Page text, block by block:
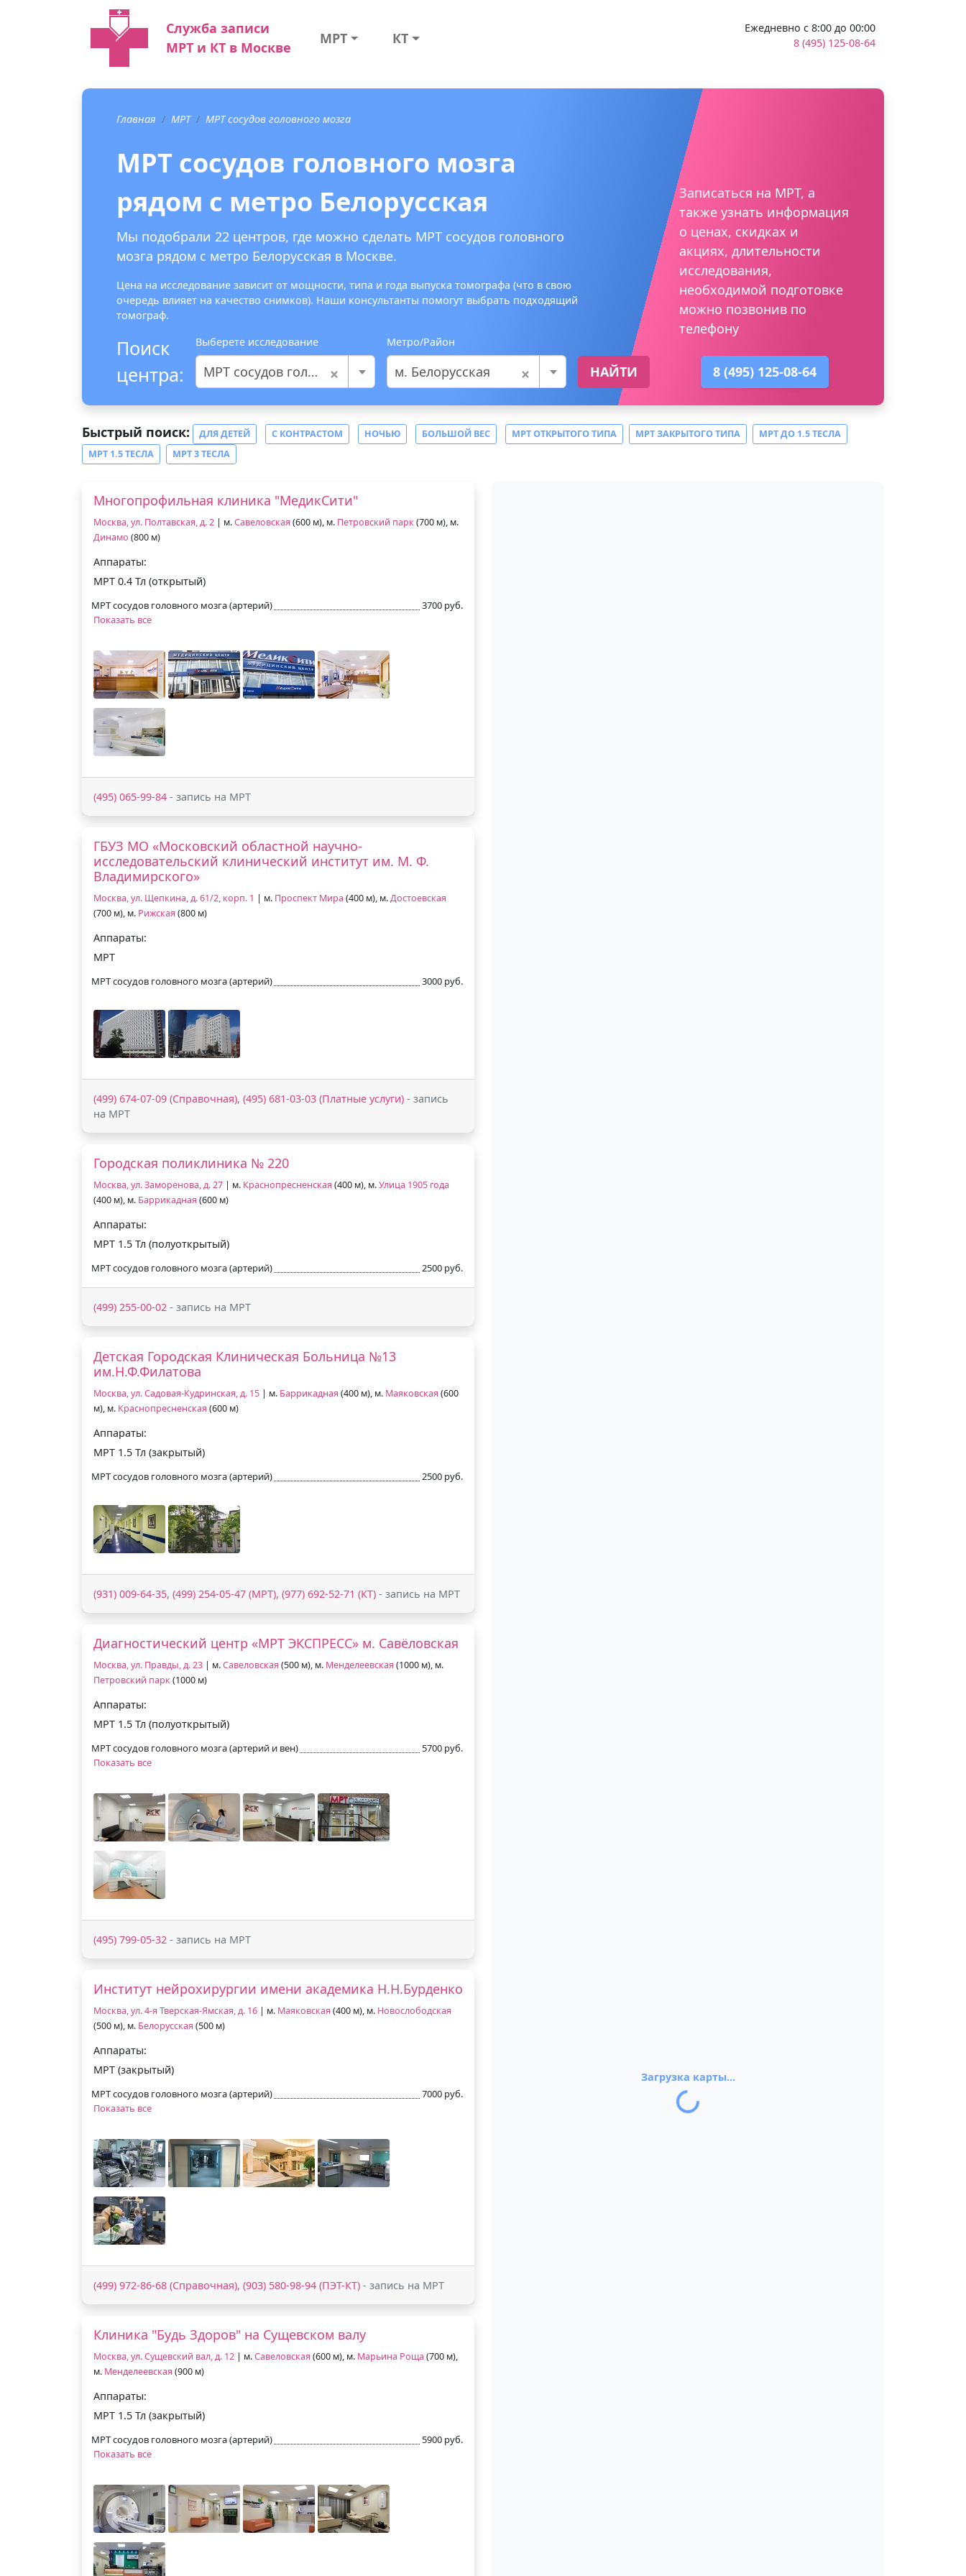
Служба записи
МРТ и КТ в Москве
МРТ КТ
Ежедневно с 8:00 до 00:00
8 (495) 125-08-64
Главная МРТ МРТ сосудов головного мозга
МРТ сосудов головного мозга
рядом с метро Белорусская
Мы подобрали 22 центров, где можно сделать МРТ сосудов головного
мозга рядом с метро Белорусская в Москве.
Цена на исследование зависит от мощности, типа и года выпуска томографа (что в свою
очередь влияет на качество снимков). Наши консультанты помогут выбрать подходящий
томограф.
Поиск
центра:
Выберете исследование
×
МРТ сосудов головного мозга
Метро/Район
×
м. Белорусская НАЙТИ
Записаться на МРТ, а
также узнать информация
о ценах, скидках и
акциях, длительности
исследования,
необходимой подготовке
можно позвонив по
телефону
8 (495) 125-08-64
Быстрый поиск: ДЛЯ ДЕТЕЙ С КОНТРАСТОМ НОЧЬЮ БОЛЬШОЙ ВЕС МРТ ОТКРЫТОГО ТИПА МРТ ЗАКРЫТОГО ТИПА
МРТ ДО 1.5 ТЕСЛА
МРТ 1.5 ТЕСЛА
МРТ 3 ТЕСЛА
Многопрофильная клиника "МедикСити"
Москва, ул. Полтавская, д. 2 | м.Савеловская (600 м), м. Петровский парк(700 м), м.
Динамо (800 м)
Аппараты:
МРТ 0.4 Тл (открытый)
МРТ сосудов головного мозга (артерий)
3700 руб.
Показать все
(495) 065-99-84 - запись на МРТ
ГБУЗ МО «Московский областной научно-
исследовательский клинический институт им. М. Ф.
Владимирского»
Москва, ул. Щепкина, д. 61/2, корп. 1 | м. Проспект Мира (400 м), м.Достоевская
(700 м), м. Рижская (800 м)
Аппараты:
МРТ
МРТ сосудов головного мозга (артерий) 3000 руб.
(499) 674-07-09 (Справочная), (495) 681-03-03 (Платные услуги) - запись
на МРТ
Городская поликлиника № 220
Москва, ул. Заморенова, д. 27 | м. Краснопресненская (400 м), м.Улица 1905 года
(400 м), м. Баррикадная (600 м)
Аппараты:
МРТ 1.5 Тл (полуоткрытый)
МРТ сосудов головного мозга (артерий) 2500 руб.
(499) 255-00-02 - запись на МРТ
Детская Городская Клиническая Больница №13
им.Н.Ф.Филатова
Москва, ул. Садовая-Кудринская, д. 15 | м. Баррикадная (400 м), м. Маяковская (600
м), м. Краснопресненская (600 м)
Аппараты:
МРТ 1.5 Тл (закрытый)
МРТ сосудов головного мозга (артерий) 2500 руб.
(931) 009-64-35, (499) 254-05-47 (МРТ), (977) 692-52-71 (КТ) - запись на МРТ
Диагностический центр «МРТ ЭКСПРЕСС» м. Савёловская
Москва, ул. Правды, д. 23 | м.Савеловская (500 м), м. Менделеевская (1000 м), м.
Петровский парк(1000 м)
Аппараты:
МРТ 1.5 Тл (полуоткрытый)
МРТ сосудов головного мозга (артерий и вен)
5700 руб.
Показать все
(495) 799-05-32 - запись на МРТ
Институт нейрохирургии имени академика Н.Н.Бурденко
Москва, ул. 4-я Тверская-Ямская, д. 16 | м. Маяковская (400 м), м. Новослободская
(500 м), м. Белорусская (500 м)
Аппараты:
МРТ (закрытый)
МРТ сосудов головного мозга (артерий)
7000 руб.
Показать все
(499) 972-86-68 (Справочная), (903) 580-98-94 (ПЭТ-КТ) - запись на МРТ
Клиника "Будь Здоров" на Сущевском валу
Москва, ул. Сущевский вал, д. 12 | м.Савеловская (600 м), м. Марьина Роща (700 м),
м. Менделеевская (900 м)
Аппараты:
МРТ 1.5 Тл (закрытый)
МРТ сосудов головного мозга (артерий)
5900 руб.
Показать все
Загрузка карты...